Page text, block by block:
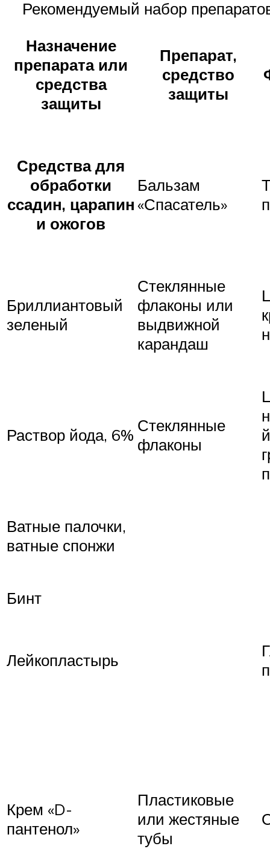
Рекомендуемый набор
Назначение
препарата или
средства
защиты
Препарат,
средство
защиты
Средства для
обработки
ссадин, царапин
и ожогов
Бальзам
«Спасатель»
Бриллиантовый
зеленый
Стеклянные
флаконы или
выдвижной
карандаш
Раствор йода, 6% Стеклянные
флаконы
Ватные палочки,
ватные спонжи
Бинт
Лейкопластырь
Крем «D-
пантенол»
Пластиковые
или жестяные
тубы